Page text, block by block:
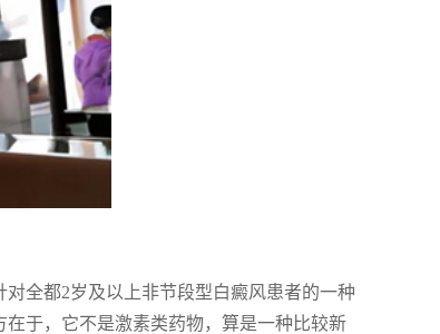
全都2岁及以上非节段型白癜风患者的一种
于，它不是激素类药物，算是一种比较新